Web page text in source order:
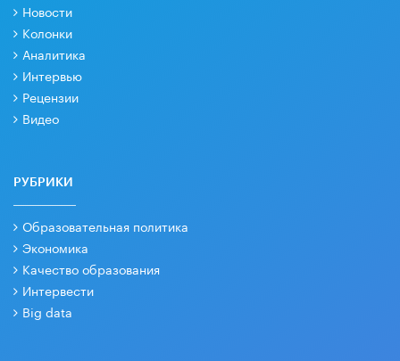
Новости
Колонки
Аналитика
Интервью
Рецензии
Видео
РУБРИКИ
Образовательная политика
Экономика
Качество образования
Интервести
Big data